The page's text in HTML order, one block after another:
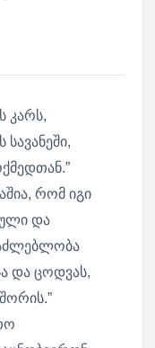
კარს,
რომ იგი
და
და ცოდვას,